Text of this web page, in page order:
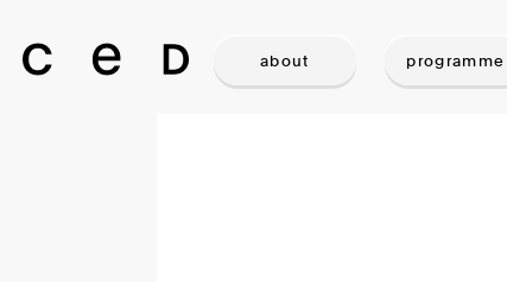
about programme